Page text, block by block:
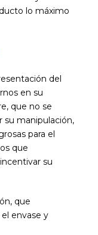
lo máximo
del
en su
que no se
su manipulación,
para el
que
su
que
envase y